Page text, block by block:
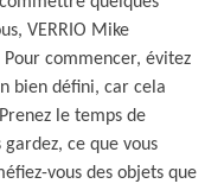
VERRIO Mike
commencer, évitez
bien défini, car cela
le temps de
ce que vous
vous des objets que